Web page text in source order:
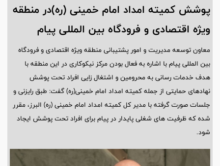
پوشش كمیته امداد امام خمینی (ره)در منطقه
ویژه اقتصادی و فرودگاه بین المللی پیام
معاون توسعه مدیریت و امور پشتیبانی منطقه ویژه اقتصادی و فرودگاه
بین المللی پیام با اشاره به فعال بودن مرکز نیکوکاری در این منطقه با
هدف خدمات رسانی به محرومین و اشتغال زایی افراد تحت پوشش
نهادهای حمایتی از جمله کمیته امداد امام خمینی(ره) گفت: طبق رایزنی و
جلسات صورت گرفته با مدیر کل کمیته امداد امام خمینی (ره) البرز، مقرر
شده که ظرفیت های شغلی پایدار در پیام برای افراد تحت پوشش ایجاد
شود.